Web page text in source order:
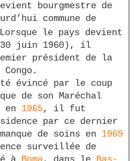
bourgmestre de
commune de
le pays devient
juin 1960), il
président de la
évincé par le coup
de son Maréchal
en 1965, il fut
par ce dernier
de soins en 1969
surveillée de